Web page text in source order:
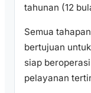
tahunan (12
Semua
bertujuan
siap
pelayanan